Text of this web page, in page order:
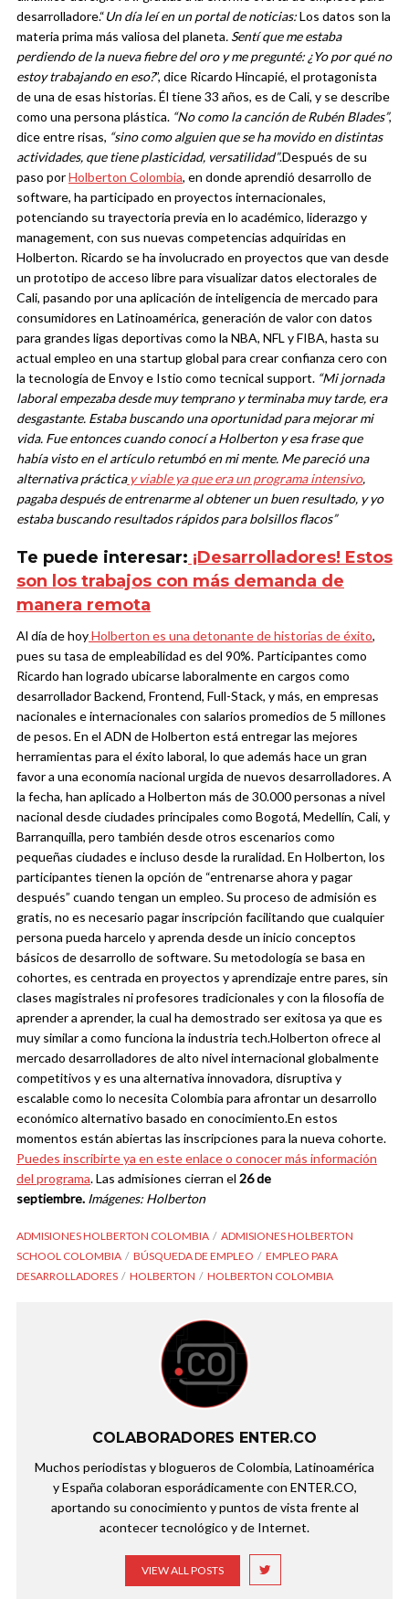
desarrolladore.“Un día leí en un portal de noticias:Los datos son la
materia prima más valiosa del planeta. Sentí que me estaba
perdiendo de la nueva fiebre del oro y me pregunté: ¿Yo por qué no
estoy trabajando en eso?”, dice Ricardo Hincapié, el protagonista
de una de esas historias. Él tiene 33 años, es de Cali, y se describe
como una persona plástica. “No como la canción de Rubén Blades”,
dice entre risas, “sino como alguien que se ha movido en distintas
actividades, que tiene plasticidad, versatilidad”.Después de su
paso porHolberton Colombia, en donde aprendió desarrollo de
software, ha participado en proyectos internacionales,
potenciando su trayectoria previa en lo académico, liderazgo y
management, con sus nuevas competencias adquiridas en
Holberton. Ricardo se ha involucrado en proyectos que van desde
un prototipo de acceso libre para visualizar datos electorales de
Cali, pasando por una aplicación de inteligencia de mercado para
consumidores en Latinoamérica, generación de valor con datos
para grandes ligas deportivas como la NBA, NFL y FIBA, hasta su
actual empleo en una startup global para crear confianza cero con
la tecnología de Envoy e Istio como tecnical support. “Mi jornada
laboral empezaba desde muy temprano y terminaba muy tarde, era
desgastante. Estaba buscando una oportunidad para mejorar mi
vida. Fue entonces cuando conocí a Holberton y esa frase que
había visto en el artículo retumbó en mi mente. Me pareció una
alternativa prácticay viable ya que era un programa intensivo,
pagaba después de entrenarme al obtener un buen resultado, y yo
estaba buscando resultados rápidos para bolsillos flacos”
Te puede interesar: ¡Desarrolladores! Estos
son los trabajos con más demanda de
manera remota
Al día de hoyHolberton es una detonante de historias de éxito,
pues su tasa de empleabilidad es del 90%. Participantes como
Ricardo han logrado ubicarse laboralmente en cargos como
desarrollador Backend, Frontend, Full-Stack, y más, en empresas
nacionales e internacionales con salarios promedios de 5 millones
de pesos. En el ADN de Holberton está entregar las mejores
herramientas para el éxito laboral, lo que además hace un gran
favor a una economía nacional urgida de nuevos desarrolladores.A
la fecha, han aplicado a Holberton más de 30.000 personas a nivel
nacional desde ciudades principales como Bogotá, Medellín, Cali, y
Barranquilla, pero también desde otros escenarios como
pequeñas ciudades e incluso desde la ruralidad.En Holberton, los
participantes tienen la opción de “entrenarse ahora y pagar
después” cuando tengan un empleo. Su proceso de admisión es
gratis, no es necesario pagar inscripción facilitando que cualquier
persona pueda harcelo y aprenda desde un inicio conceptos
básicos de desarrollo de software. Su metodología se basa en
cohortes, es centrada en proyectos y aprendizaje entre pares, sin
clases magistrales ni profesores tradicionales y con la filosofía de
aprender a aprender, la cual ha demostrado ser exitosa ya que es
muy similar a como funciona la industria tech.Holberton ofrece al
mercado desarrolladores de alto nivel internacional globalmente
competitivos y es una alternativa innovadora, disruptiva y
escalable como lo necesita Colombia para afrontar un desarrollo
económico alternativo basado en conocimiento.En estos
momentos están abiertas las inscripciones para la nueva cohorte.
Puedes inscribirte ya en este enlace o conocer más información
del programa. Las admisiones cierran el 26 de
septiembre. Imágenes: Holberton
ADMISIONES HOLBERTON COLOMBIA
ADMISIONES HOLBERTON
SCHOOL COLOMBIA
BÚSQUEDA DE EMPLEO
EMPLEO PARA
DESARROLLADORES
HOLBERTON HOLBERTON COLOMBIA
COLABORADORES ENTER.CO
Muchos periodistas y blogueros de Colombia, Latinoamérica
y España colaboran esporádicamente con ENTER.CO,
aportando su conocimiento y puntos de vista frente al
acontecer tecnológico y de Internet.
VIEW ALL POSTS